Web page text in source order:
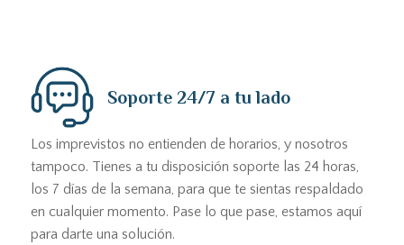
Soporte 24/7 a tu lado
Los imprevistos no entienden de horarios, y nosotros
tampoco. Tienes a tu disposición soporte las 24 horas,
los 7 días de la semana, para que te sientas respaldado
en cualquier momento. Pase lo que pase, estamos aquí
para darte una solución.